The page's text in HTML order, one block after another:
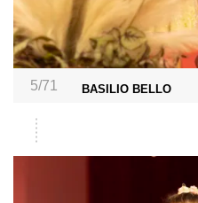
5/71 BASILIO BELLO